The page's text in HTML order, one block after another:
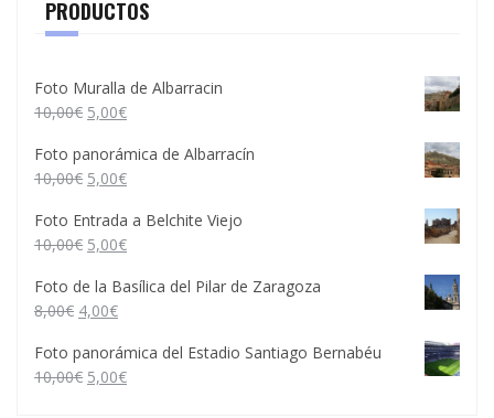
PRODUCTOS
Foto Muralla de Albarracin
10,00€ 5,00€
Foto panorámica de Albarracín
10,00€ 5,00€
Foto Entrada a Belchite Viejo
10,00€ 5,00€
Foto de la Basílica del Pilar de Zaragoza
8,00€ 4,00€
Foto panorámica del Estadio Santiago Bernabéu
10,00€ 5,00€